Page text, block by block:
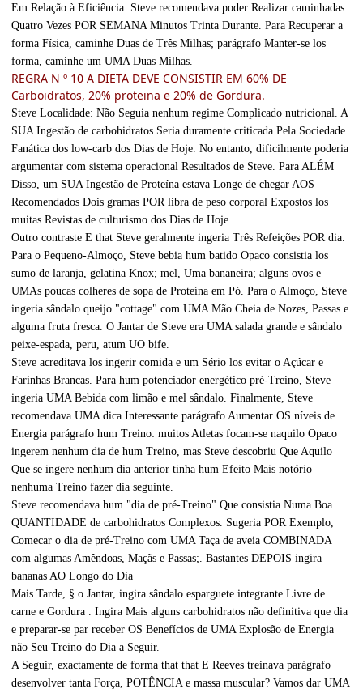
Em Relação à Eficiência. Steve recomendava poder Realizar caminhadas
Quatro Vezes POR SEMANA Minutos Trinta Durante. Para Recuperar a
forma Física, caminhe Duas de Três Milhas; parágrafo Manter-se los
forma, caminhe um UMA Duas Milhas.
REGRA N º 10 A DIETA DEVE CONSISTIR EM 60% DE
Carboidratos, 20% proteina e 20% de Gordura.
Steve Localidade: Não Seguia nenhum regime Complicado nutricional. A
SUA Ingestão de carbohidratos Seria duramente criticada Pela Sociedade
Fanática dos low-carb dos Dias de Hoje. No entanto, dificilmente poderia
argumentar com sistema operacional Resultados de Steve. Para ALÉM
Disso, um SUA Ingestão de Proteína estava Longe de chegar AOS
Recomendados Dois gramas POR libra de peso corporal Expostos los
muitas Revistas de culturismo dos Dias de Hoje.
Outro contraste E that Steve geralmente ingeria Três Refeições POR dia.
Para o Pequeno-Almoço, Steve bebia hum batido Opaco consistia los
sumo de laranja, gelatina Knox; mel, Uma bananeira; alguns ovos e
UMAs poucas colheres de sopa de Proteína em Pó. Para o Almoço, Steve
ingeria sândalo queijo "cottage" com UMA Mão Cheia de Nozes, Passas e
alguma fruta fresca. O Jantar de Steve era UMA salada grande e sândalo
peixe-espada, peru, atum UO bife.
Steve acreditava los ingerir comida e um Sério los evitar o Açúcar e
Farinhas Brancas. Para hum potenciador energético pré-Treino, Steve
ingeria UMA Bebida com limão e mel sândalo. Finalmente, Steve
recomendava UMA dica Interessante parágrafo Aumentar OS níveis de
Energia parágrafo hum Treino: muitos Atletas focam-se naquilo Opaco
ingerem nenhum dia de hum Treino, mas Steve descobriu Que Aquilo
Que se ingere nenhum dia anterior tinha hum Efeito Mais notório
nenhuma Treino fazer dia seguinte.
Steve recomendava hum "dia de pré-Treino" Que consistia Numa Boa
QUANTIDADE de carbohidratos Complexos. Sugeria POR Exemplo,
Comecar o dia de pré-Treino com UMA Taça de aveia COMBINADA
com algumas Amêndoas, Maçãs e Passas;. Bastantes DEPOIS ingira
bananas AO Longo do Dia
Mais Tarde, § o Jantar, ingira sândalo esparguete integrante Livre de
carne e Gordura . Ingira Mais alguns carbohidratos não definitiva que dia
e preparar-se par receber OS Benefícios de UMA Explosão de Energia
não Seu Treino do Dia a Seguir.
A Seguir, exactamente de forma that that E Reeves treinava parágrafo
desenvolver tanta Força, POTÊNCIA e massa muscular? Vamos dar UMA